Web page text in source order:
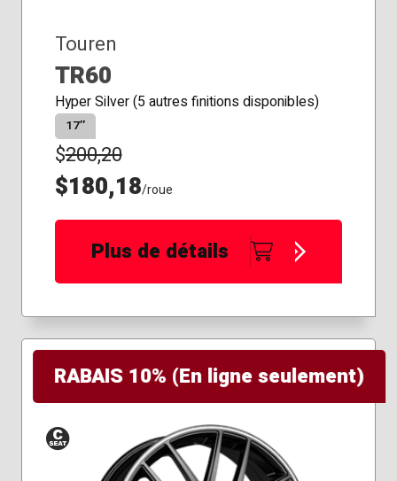
Touren
TR60
Hyper Silver (5 autres finitions disponibles)
17″
$200,20
$180,18/roue
Plus de détails
RABAIS 10% (En ligne seulement)